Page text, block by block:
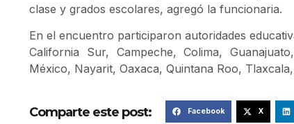
clase y grados escolares, agregó la funcionaria.
En el encuentro participaron autoridades
California Sur, Campeche, Colima,
México, Nayarit, Oaxaca, Quintana Roo,
Comparte este post: Facebook X